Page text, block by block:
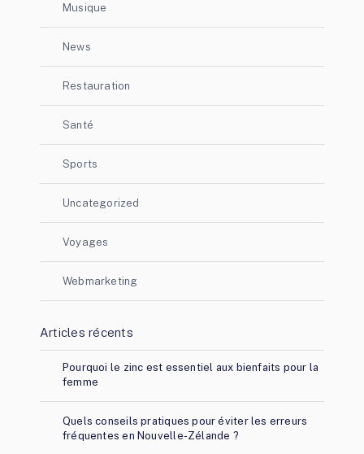
Musique
News
Restauration
Santé
Sports
Uncategorized
Voyages
Webmarketing
Articles récents
Pourquoi le zinc est essentiel aux bienfaits pour la
femme
Quels conseils pratiques pour éviter les erreurs
fréquentes en Nouvelle-Zélande ?